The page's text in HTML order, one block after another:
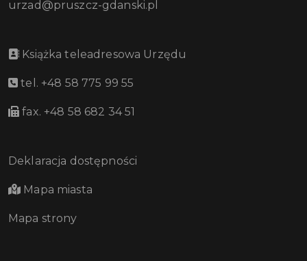
urzad@pruszcz-gdanski.pl
Książka teleadresowa Urzędu
tel. +48 58 775 99 55
fax. +48 58 682 34 51
Deklaracja dostępności
Mapa miasta
Mapa strony